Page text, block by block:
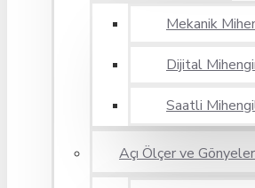
Mekanik
Dijital
Saatli
Açı Ölçer ve Gönyeler